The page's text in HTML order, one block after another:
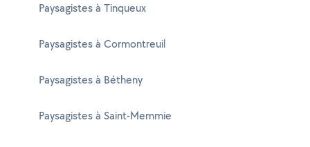
Paysagistes à Tinqueux
Paysagistes à Cormontreuil
Paysagistes à Bétheny
Paysagistes à Saint-Memmie